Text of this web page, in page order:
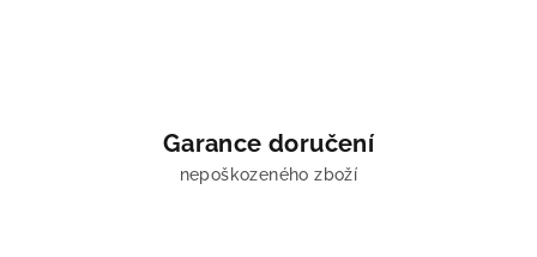
Garance doručení
nepoškozeného zboží